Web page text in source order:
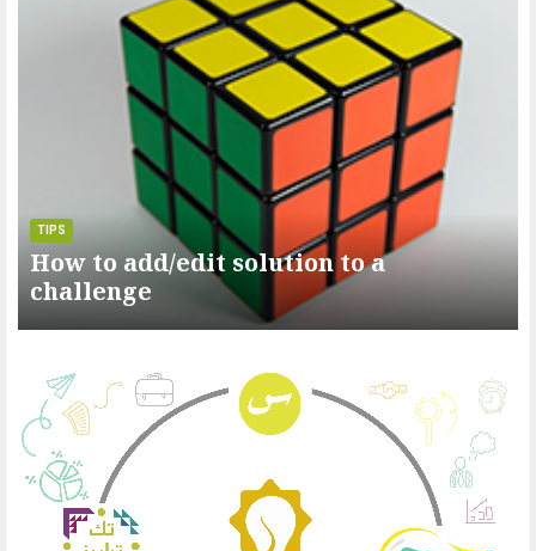
TIPS
How to add/edit solution to a
challenge